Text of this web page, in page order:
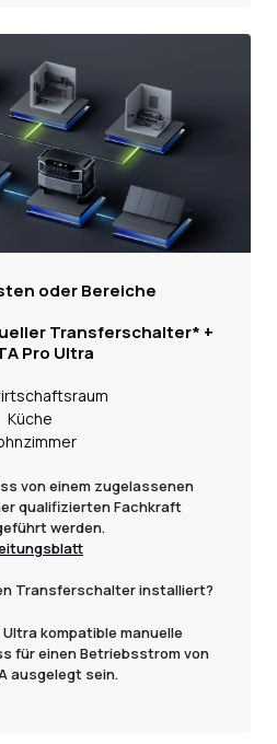
oder Bereiche
Transferschalter* +
Pro Ultra
Küche
von einem zugelassenen
qualifizierten Fachkraft
werden.
Transferschalter installiert?
Ultra kompatible manuelle
für einen Betriebsstrom von
ausgelegt sein.